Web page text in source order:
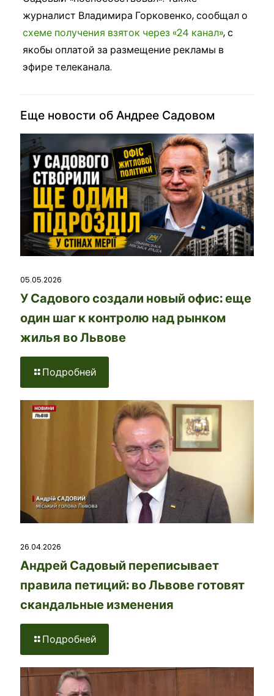
журналист Владимира Горковенко, сообщал о
схеме получения взяток через «24 канал», с
якобы оплатой за размещение рекламы в
эфире телеканала.
Еще новости об Андрее Садовом
05.05.2026
У Садового создали новый офис: еще
один шаг к контролю над рынком
жилья во Львове
Подробней
26.04.2026
Андрей Садовый переписывает
правила петиций: во Львове готовят
скандальные изменения
Подробней